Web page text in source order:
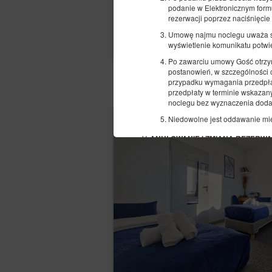
podanie w Elektronicznym
rezerwacji poprzez naciśnięcie
Umowę najmu noclegu uważa
wyświetlenie komunikatu
Po zawarciu umowy Gość
postanowień, w szczególności
przypadku wymagania
przedpłaty w terminie
noclegu bez wyznaczenia
Niedowolne jest oddawanie
ANULOWANIE I ZMIANA
Nie wykonanie czynności
anulowanie rezerwacji i
Anulowanie lub zmiana
automatyczne,
Rezerwacji.
REKLAMACJE
W przypadku stwierdzenia
w terminie 14 dni od dnia
Reklamacja powinna
POZOSTAŁE OFERTY